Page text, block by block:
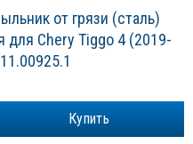
от грязи (сталь)
для Chery Tiggo 4 (2019-
Купить